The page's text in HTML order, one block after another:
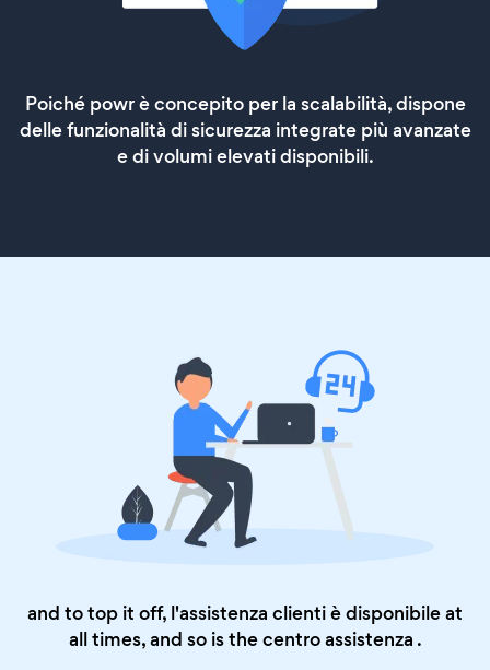
Poiché powr è concepito per la scalabilità, dispone
delle funzionalità di sicurezza integrate più avanzate
e di volumi elevati disponibili.
and to top it off, l'assistenza clienti è disponibile at
all times, and so is thecentro assistenza .